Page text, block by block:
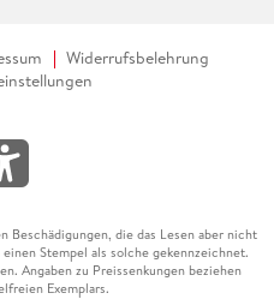
Widerrufsbelehrung
die das Lesen aber nicht
Stempel als solche gekennzeichnet.
Angaben zu Preissenkungen beziehen
Exemplars.